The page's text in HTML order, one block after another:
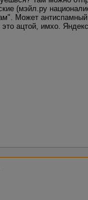
(мэйл.ру
Может
ацтой, имхо.